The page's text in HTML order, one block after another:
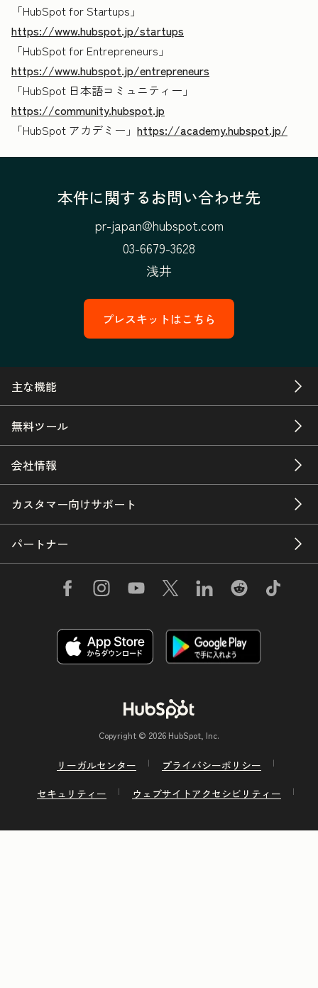
「HubSpot for Startups」
https://www.hubspot.jp/startups
「HubSpot for Entrepreneurs」
https://www.hubspot.jp/entrepreneurs
「HubSpot 日本語コミュニティー」
https://community.hubspot.jp
「HubSpot アカデミー」 https://academy.hubspot.jp/
本件に関するお問い合わせ先
pr-japan@hubspot.com
03-6679-3628
浅井
プレスキットはこちら
主な機能
無料ツール
会社情報
カスタマー向けサポート
パートナー
Copyright © 2026 HubSpot, Inc.
リーガルセンター
プライバシーポリシー
セキュリティー
ウェブサイトアクセシビリティー